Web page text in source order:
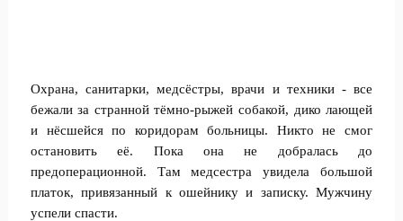
Охрана, санитарки, медсёстры, врачи и техники - все
бежали за странной тёмно-рыжей собакой, дико лающей
и нёсшейся по коридорам больницы. Никто не смог
остановить её. Пока она не добралась до
предоперационной. Там медсестра увидела большой
платок, привязанный к ошейнику и записку. Мужчину
успели спасти.